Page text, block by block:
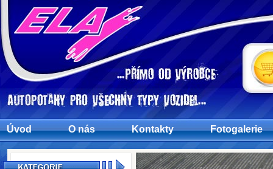
Úvod O nás Kontakty Fotogalerie